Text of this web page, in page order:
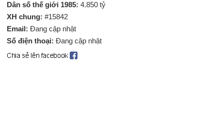
Dân số thế giới 1985: 4.850 tỷ
XH chung: #15842
Email: Đang cập nhật
Số điện thoại: Đang cập nhật